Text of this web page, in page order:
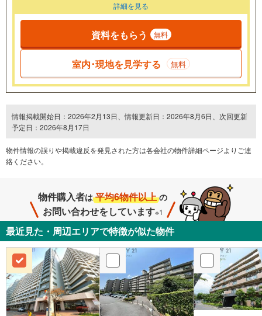
詳細を見る
資料をもらう 無料
室内･現地を見学する 無料
情報掲載開始日：2026年2月13日、情報更新日：2026年8月6日、次回更新
予定日：2026年8月17日
物件情報の誤りや掲載違反を発⾒された方は各会社の物件詳細ページよりご連
絡ください。
物件購入者は 平均6物件以上 の
お問い合わせをしています※1
最近見た・周辺エリアで特徴が似た物件